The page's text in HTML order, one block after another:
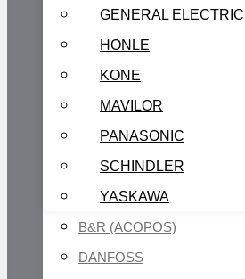
GENERAL ELECTRIC
HONLE
KONE
MAVILOR
PANASONIC
SCHINDLER
YASKAWA
B&R (ACOPOS)
DANFOSS